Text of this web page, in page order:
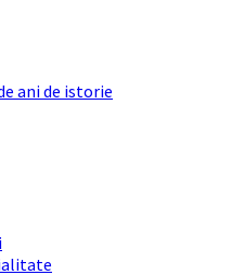
ani de istorie